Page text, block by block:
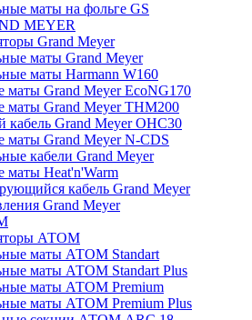
маты на фольге GS
MEYER
Grand Meyer
маты Grand Meyer
маты Harmann W160
маты Grand Meyer EcoNG170
маты Grand Meyer THM200
кабель Grand Meyer OHC30
маты Grand Meyer N-CDS
кабели Grand Meyer
маты Heat'n'Warm
кабель Grand Meyer
Grand Meyer
АТОМ
маты АТОМ Standart
маты АТОМ Standart Plus
маты АТОМ Premium
маты АТОМ Premium Plus